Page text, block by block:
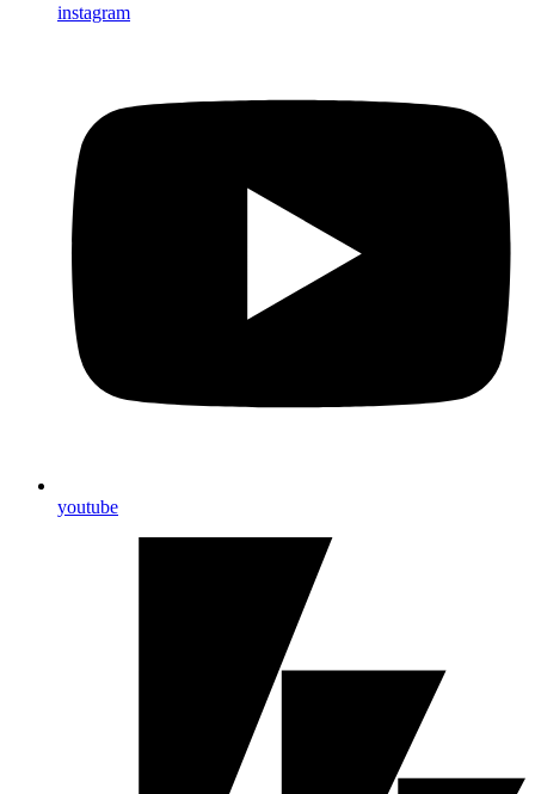
instagram
youtube